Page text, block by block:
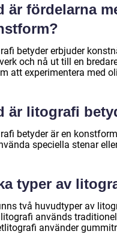
är fördelarna
betyder erbjuder
och nå ut till en
att experimentera med
är litografi
betyder är en
speciella stenar
typer av
två huvudtyper av
används
använder